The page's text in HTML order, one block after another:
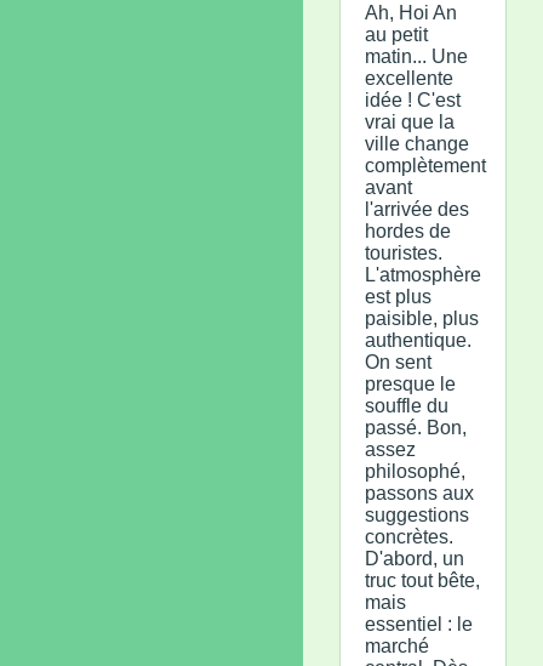
Ah, Hoi An
au petit
matin... Une
excellente
idée ! C'est
vrai que la
ville change
complètement
avant
l'arrivée des
hordes de
touristes.
L'atmosphère
est plus
paisible, plus
authentique.
On sent
presque le
souffle du
passé. Bon,
assez
philosophé,
passons aux
suggestions
concrètes.
D'abord, un
truc tout bête,
mais
essentiel : le
marché